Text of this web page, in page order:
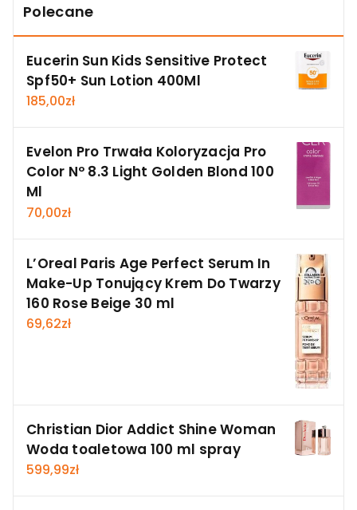
Polecane
Eucerin Sun Kids Sensitive Protect
Spf50+ Sun Lotion 400Ml
185,00zł
Evelon Pro Trwała Koloryzacja Pro
Color Nº 8.3 Light Golden Blond 100
Ml
70,00zł
L’Oreal Paris Age Perfect Serum In
Make-Up Tonujący Krem Do Twarzy
160 Rose Beige 30 ml
69,62zł
Christian Dior Addict Shine Woman
Woda toaletowa 100 ml spray
599,99zł